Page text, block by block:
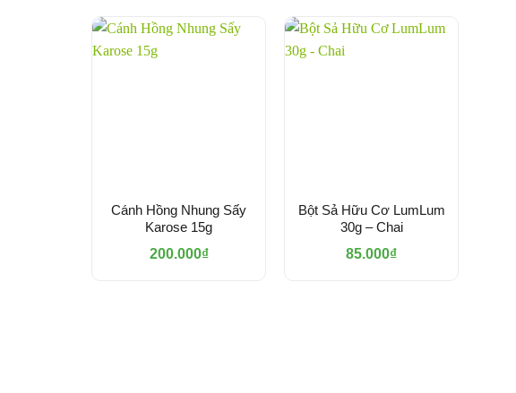
Cánh Hồng Nhung Sấy
Karose 15g
200.000₫
Bột Sả Hữu Cơ LumLum
30g – Chai
85.000₫